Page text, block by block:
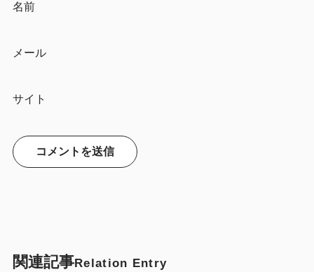
名前
メール
サイト
関連記事Relation Entry